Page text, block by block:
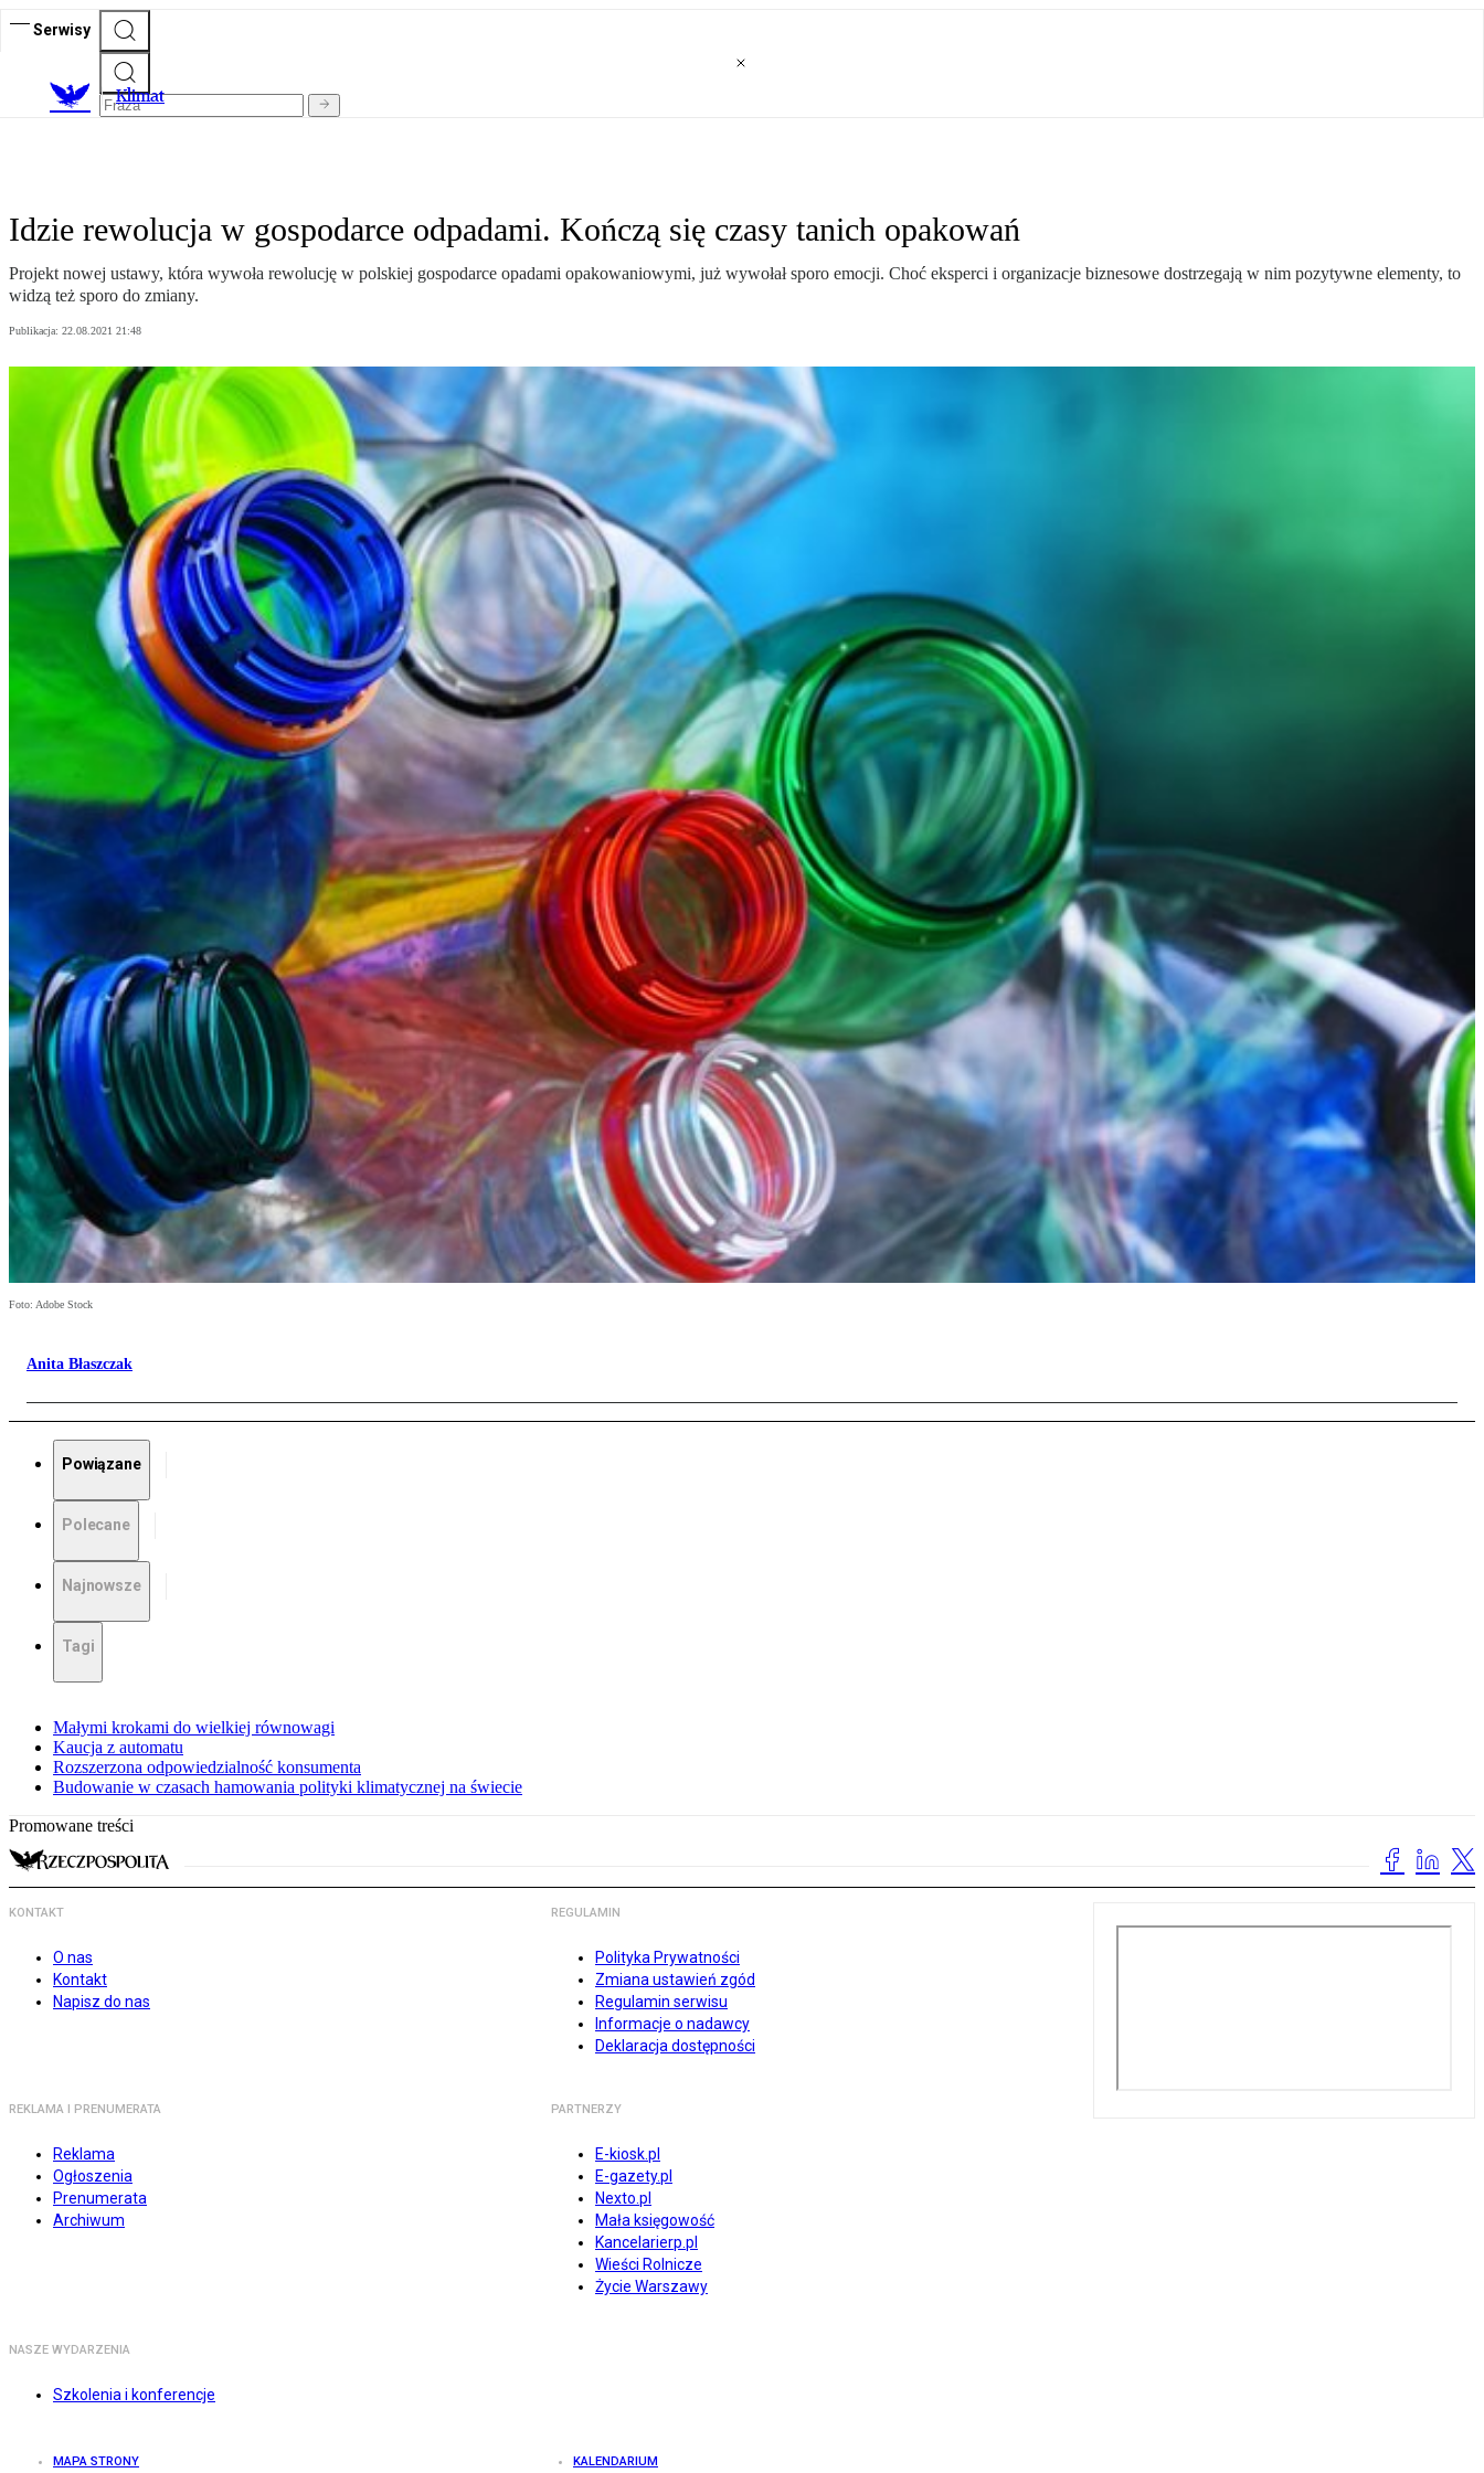
Serwisy
Klimat
Idzie rewolucja w gospodarce odpadami. Kończą się czasy tanich opakowań
Projekt nowej ustawy, która wywoła rewolucję w polskiej gospodarce opadami opakowaniowymi, już wywołał sporo emocji. Choć eksperci i organizacje biznesowe dostrzegają w nim pozytywne elementy, to
widzą też sporo do zmiany.
Publikacja: 22.08.2021 21:48
Foto: Adobe Stock
Anita Błaszczak
Powiązane
Polecane
Najnowsze
Tagi
Małymi krokami do wielkiej równowagi
Kaucja z automatu
Rozszerzona odpowiedzialność konsumenta
Budowanie w czasach hamowania polityki klimatycznej na świecie
Promowane treści
KONTAKT
O nas
Kontakt
Napisz do nas
REGULAMIN
Polityka Prywatności
Zmiana ustawień zgód
Regulamin serwisu
Informacje o nadawcy
Deklaracja dostępności
REKLAMA I PRENUMERATA
Reklama
Ogłoszenia
Prenumerata
Archiwum
PARTNERZY
E-kiosk.pl
E-gazety.pl
Nexto.pl
Mała księgowość
Kancelarierp.pl
Wieści Rolnicze
Życie Warszawy
NASZE WYDARZENIA
Szkolenia i konferencje
MAPA STRONY KALENDARIUM